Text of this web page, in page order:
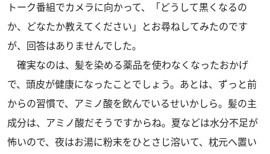
トーク番組でカメラに向かって、「どうして黒くなるの
か、どなたか教えてください」とお尋ねしてみたのです
が、回答はありませんでした。
確実なのは、髪を染める薬品を使わなくなったおかげ
で、頭皮が健康になったことでしょう。あとは、ずっと前
からの習慣で、アミノ酸を飲んでいるせいかしら。髪の主
成分は、アミノ酸だそうですからね。夏などは水分不足が
怖いので、夜はお湯に粉末をひとさじ溶いて、枕元へ置い